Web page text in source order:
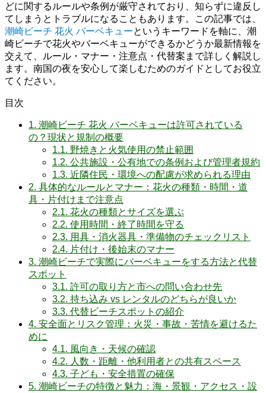
どに関するルールや条例が厳守されており、知らずに違反し
てしまうとトラブルになることもあります。この記事では、
潮崎ビーチ 花火 バーベキューというキーワードを軸に、潮
崎ビーチで花火やバーベキューができるかどうか最新情報を
交えて、ルール・マナー・注意点・代替案まで詳しく解説し
ます。南国の夜を安心して楽しむためのガイドとしてお役立
てください。
目次
1. 潮崎ビーチ 花火 バーベキューは許可されている
の？現状と規制の概要
1.1. 野焼きと火気使用の禁止範囲
1.2. 公共施設・公有地での条例および管理者規約
1.3. 近隣住民・環境への配慮が求められる理由
2. 具体的なルールとマナー：花火の種類・時間・道
具・片付けまで注意点
2.1. 花火の種類とサイズを選ぶ
2.2. 使用時間・終了時間を守る
2.3. 用具・消火器具・準備物のチェックリスト
2.4. 片付け・後始末のマナー
3. 潮崎ビーチで実際にバーベキューをする方法と代替
スポット
3.1. 許可の取り方と市への問い合わせ先
3.2. 持ち込み vs レンタルのどちらが良いか
3.3. 代替ビーチスポットの紹介
4. 安全面とリスク管理：火災・事故・苦情を避けるた
めに
4.1. 風向き・天候の確認
4.2. 人数・距離・他利用者との共有スペース
4.3. 子ども・安全措置の確保
5. 潮崎ビーチの特徴と魅力：海・景観・アクセス・設